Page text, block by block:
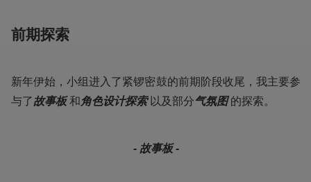
前期探索
新年伊始，小组进入了紧锣密鼓的前期阶段收尾，我主要参
与了故事板 和角色设计探索 以及部分气氛图 的探索。
- 故事板 -